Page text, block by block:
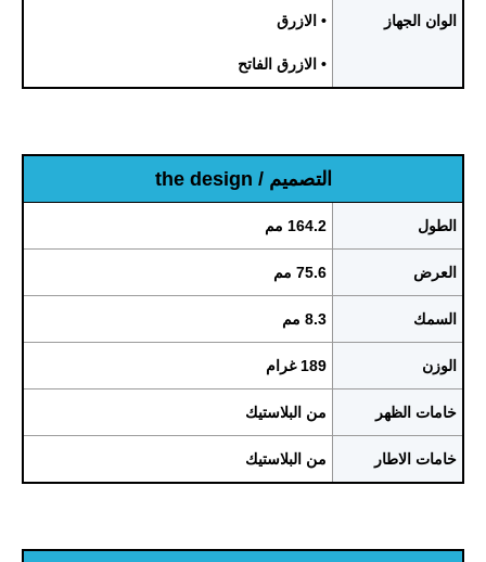
الوان الجهاز • الازرق
• الازرق الفاتح
التصميم / the design
الطول 164.2 مم
العرض 75.6 مم
السمك 8.3 مم
الوزن 189 غرام
خامات الظهر من البلاستيك
خامات الاطار من البلاستيك